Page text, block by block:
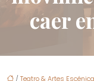
caer
/Teatro & Artes